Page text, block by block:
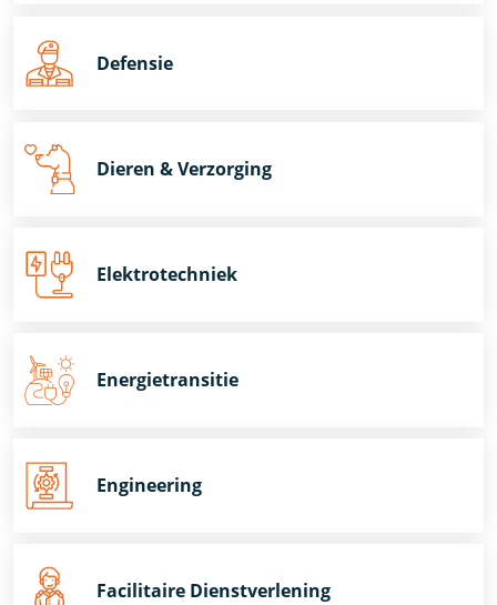
Defensie
Dieren & Verzorging
Elektrotechniek
Energietransitie
Engineering
Facilitaire Dienstverlening